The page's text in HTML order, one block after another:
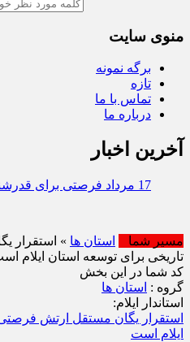
منوی سایت
برگه نمونه
تازه
تماس با ما
درباره ما
آخرین اخبار
یخ‌ فروشان متخلف در ایلام
مسیر شما استان ها » استقرار
تاریخی برای توسعه استان ایلام
کد شما در این بخش
گروه : استان ها
استاندار ایلام:
استقرار یگان مستقل ارتش
ایلام است